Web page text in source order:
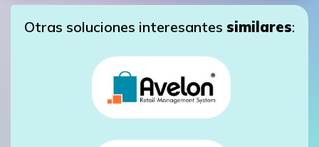
Otras soluciones interesantes similares: